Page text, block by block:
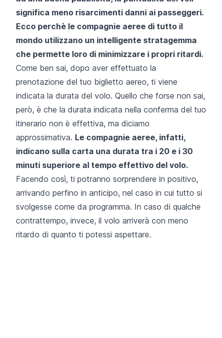
significa meno risarcimenti danni ai passeggeri.
Ecco perchè le compagnie aeree di tutto il
mondo utilizzano un intelligente stratagemma
che permette loro di minimizzare i propri ritardi.
Come ben sai, dopo aver effettuato la
prenotazione del tuo biglietto aereo, ti viene
indicata la durata del volo. Quello che forse non sai,
però, è che la durata indicata nella conferma del tuo
itinerario non è effettiva, ma diciamo
approssimativa. Le compagnie aeree, infatti,
indicano sulla carta una durata tra i 20 e i 30
minuti superiore al tempo effettivo del volo.
Facendo così, ti potranno sorprendere in positivo,
arrivando perfino in anticipo, nel caso in cui tutto si
svolgesse come da programma. In caso di qualche
contrattempo, invece, il volo arriverà con meno
ritardo di quanto ti potessi aspettare.